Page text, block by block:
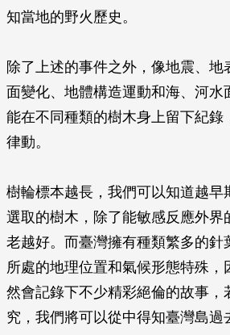
知當地的野火歷史。
除了上述的事件之外，像地震、地
面變化、地體構造運動和海、河水
能在不同種類的樹木身上留下紀錄
律動。
樹輪標本越長，我們可以知道越早
選取的樹木，除了能敏感反應外界
老越好。而臺灣擁有種類繁多的針
所處的地理位置和氣候形態特殊，
然會記錄下不少精彩絕倫的故事，
究，我們將可以從中得知臺灣島過